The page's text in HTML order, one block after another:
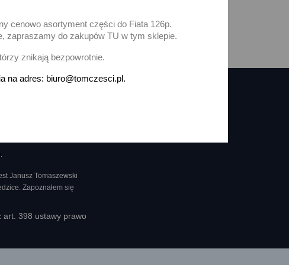
Janusz Tomaszewski
Zapoznałem się
398 ustawy prawo
cenowo asortyment części do Fiata 126p.
zapraszamy do zakupów TU w tym sklepie.
znikają bezpowrotnie.
na adres: biuro@tomczesci.pl.